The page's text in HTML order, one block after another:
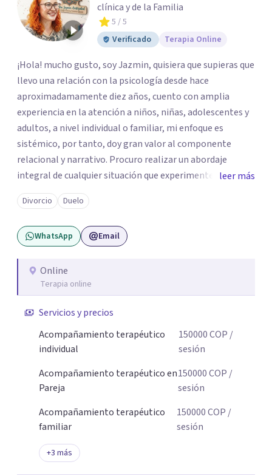
clínica y de la Familia
5 / 5
Verificado
Terapia Online
¡Hola! mucho gusto, soy Jazmin, quisiera que supieras que
llevo una relación con la psicología desde hace
aproximadamamente diez años, cuento con amplia
experiencia en la atención a niños, niñas, adolescentes y
adultos, a nivel individual o familiar, mi enfoque es
sistémico, por tanto, doy gran valor al componente
relacional y narrativo. Procuro realizar un abordaje
integral de cualquier situación que experimenten mis
consultantes y así lograr una comprensión que favorezca
procesos de aprendizaje significativo y potencializar así
la movilización de recursos en pro de la solución y el
bienestar.
leer más
Divorcio Duelo
WhatsApp Email
Online
Terapia online
Servicios y precios
Acompañamiento terapéutico
individual
150000COP /
sesión
Acompañamiento terapéutico en
Pareja
150000COP /
sesión
Acompañamiento terapéutico
familiar
150000COP /
sesión
+3 más